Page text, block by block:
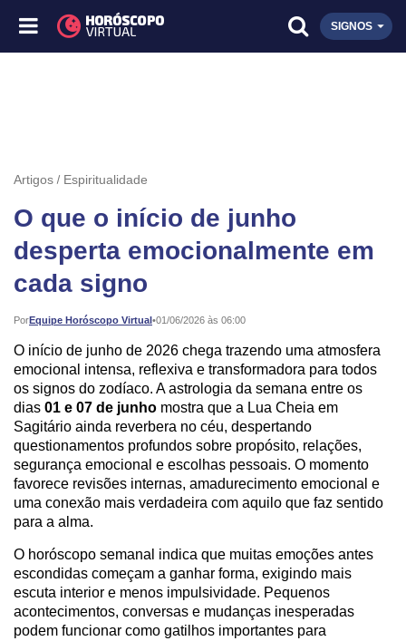
SIGNOS
Artigos Espiritualidade
O que o início de junho
desperta emocionalmente em
cada signo
PorEquipe Horóscopo Virtual•
Publicado: 01/06/2026 às 06:00
O início de junho de 2026 chega trazendo uma atmosfera
emocional intensa, reflexiva e transformadora para todos
os signos do zodíaco. A astrologia da semana entre os
dias 01 e 07 de junho mostra que a Lua Cheia em
Sagitário ainda reverbera no céu, despertando
questionamentos profundos sobre propósito, relações,
segurança emocional e escolhas pessoais. O momento
favorece revisões internas, amadurecimento emocional e
uma conexão mais verdadeira com aquilo que faz sentido
para a alma.
O horóscopo semanal indica que muitas emoções antes
escondidas começam a ganhar forma, exigindo mais
escuta interior e menos impulsividade. Pequenos
acontecimentos, conversas e mudanças inesperadas
podem funcionar como gatilhos importantes para